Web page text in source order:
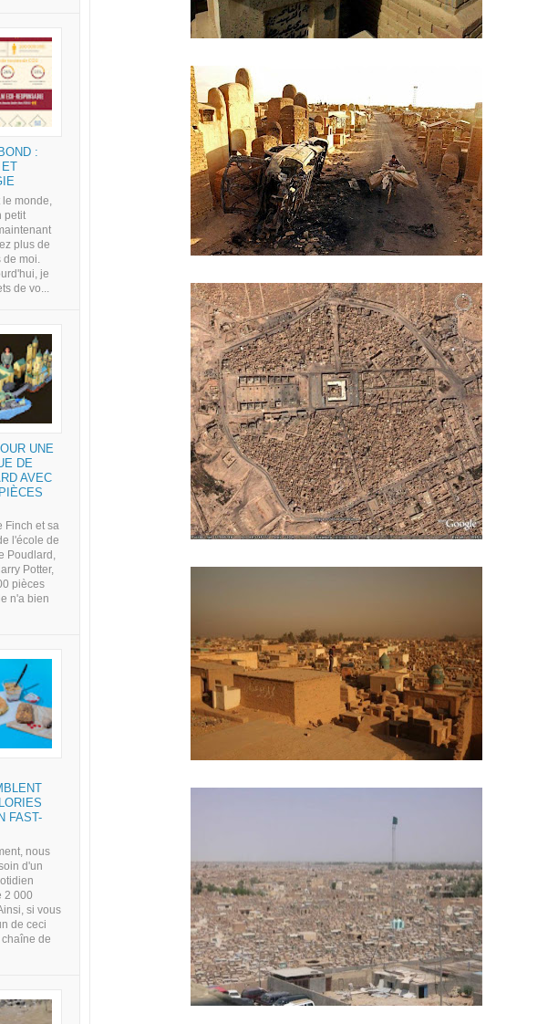
:
monde,
petit
plus de
moi.
je
de vo...
UNE
DE
AVEC
Finch et sa
l'école de
Poudlard,
Potter,
pièces
n'a bien
FAST-
nous
d'un
2 000
si vous
de ceci
de